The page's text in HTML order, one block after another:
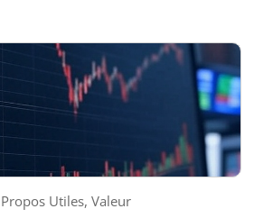
Propos Utiles, Valeur